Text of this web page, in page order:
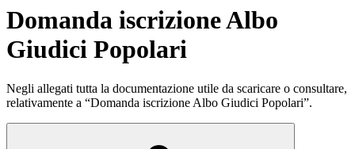
Domanda iscrizione Albo
Giudici Popolari
Negli allegati tutta la documentazione utile da scaricare o consultare,
relativamente a “Domanda iscrizione Albo Giudici Popolari”.